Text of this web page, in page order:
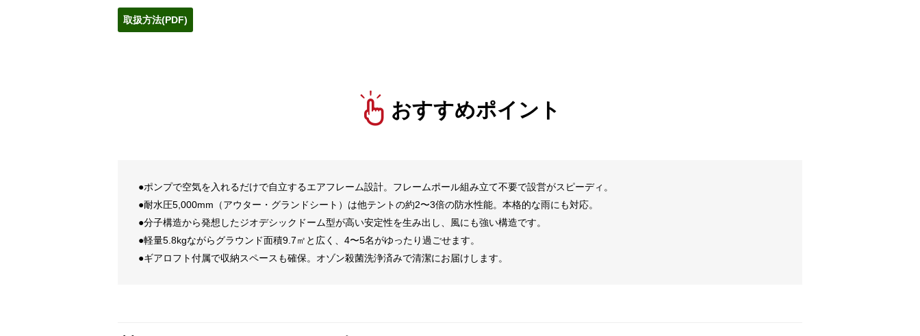
取扱方法(PDF)
おすすめポイント
●ポンプで空気を入れるだけで自立するエアフレーム設計。フレームポール組み立て不要で設営がスピーディ。
●耐水圧5,000mm（アウター・グランドシート）は他テントの約2〜3倍の防水性能。本格的な雨にも対応。
●分子構造から発想したジオデシックドーム型が高い安定性を生み出し、風にも強い構造です。
●軽量5.8kgながらグラウンド面積9.7㎡と広く、4〜5名がゆったり過ごせます。
●ギアロフト付属で収納スペースも確保。オゾン殺菌洗浄済みで清潔にお届けします。